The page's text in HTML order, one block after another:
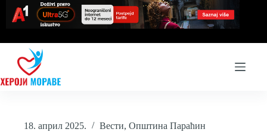
content
18. април 2025. Вести, Општина Параћин